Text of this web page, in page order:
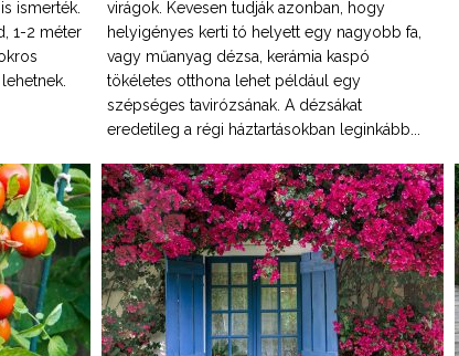
ismerték.
1-2 méter
virágok. Kevesen tudják azonban, hogy
helyigényes kerti tó helyett egy nagyobb fa,
vagy műanyag dézsa, kerámia kaspó
tökéletes otthona lehet például egy
szépséges tavirózsának. A dézsákat
eredetileg a régi háztartásokban leginkább...